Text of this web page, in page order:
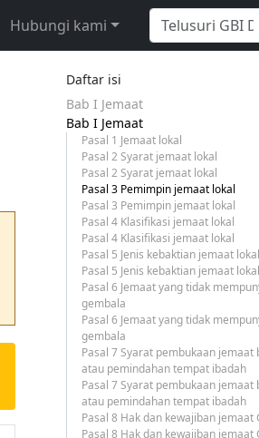
Hubungi kami
Daftar isi
Bab I Jemaat
Bab I Jemaat
Pasal 1 Jemaat lokal
Pasal 2 Syarat jemaat lokal
Pasal 2 Syarat jemaat lokal
Pasal 3 Pemimpin jemaat lokal
Pasal 3 Pemimpin jemaat lokal
Pasal 4 Klasifikasi jemaat lokal
Pasal 4 Klasifikasi jemaat lokal
Pasal 5 Jenis kebaktian jemaat lokal
Pasal 5 Jenis kebaktian jemaat lokal
Pasal 6 Jemaat yang tidak
gembala
Pasal 6 Jemaat yang tidak
gembala
Pasal 7 Syarat pembukaan jemaat
atau pemindahan tempat ibadah
Pasal 7 Syarat pembukaan jemaat
atau pemindahan tempat ibadah
Pasal 8 Hak dan kewajiban jemaat
Pasal 8 Hak dan kewajiban jemaat